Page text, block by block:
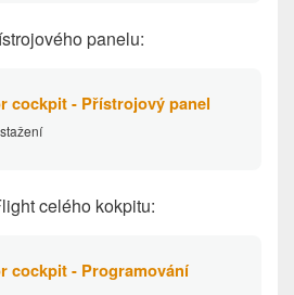
panelu:
cockpit - Přístrojový panel
celého kokpitu:
cockpit - Programování